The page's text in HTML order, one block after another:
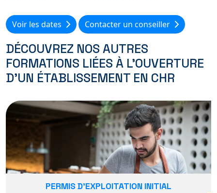
Voir les dates Contacter un conseiller
DÉCOUVREZ NOS AUTRES
FORMATIONS LIÉES À L'OUVERTURE
D'UN ÉTABLISSEMENT EN CHR
PERMIS D'EXPLOITATION INITIAL